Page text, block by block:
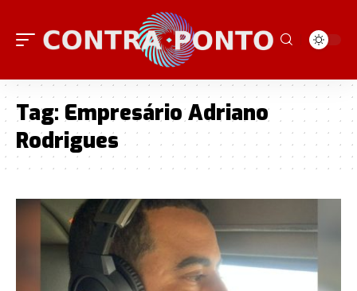
Tag: Empresário Adriano
Rodrigues